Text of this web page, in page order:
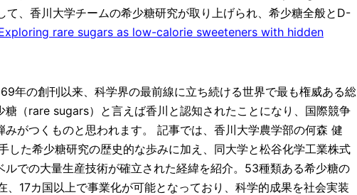
、香川大学チームの希少糖研究が取り上げられ、希少糖全般とD-
rare sugars as low-calorie sweeteners with hidden
年の創刊以来、科学界の最前線に立ち続ける世界で最も権威ある総
糖（rare sugars）と言えば香川と認知されたことになり、国際競争
がつくものと思われます。 記事では、香川大学農学部の何森 健
した希少糖研究の歴史的な歩みに加え、同大学と松谷化学工業株式
での大量生産技術が確立された経緯を紹介。53種類ある希少糖の
17カ国以上で事業化が可能となっており、科学的成果を社会実装